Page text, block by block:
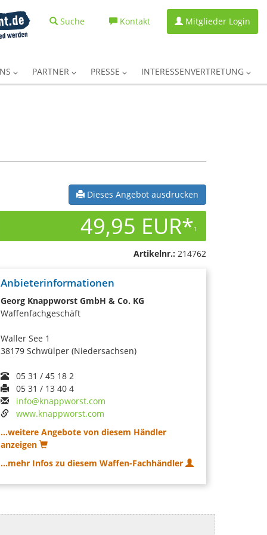
Suche Kontakt Mitglieder Login
PARTNER PRESSE INTERESSENVERTRETUNG
Dieses Angebot ausdrucken
49,95 EUR*1
Artikelnr.: 214762
Anbieterinformationen
Georg Knappworst GmbH & Co. KG
Waffenfachgeschäft
Waller See 1
38179 Schwülper (Niedersachsen)
05 31 / 45 18 2
05 31 / 13 40 4
info@knappworst.com
www.knappworst.com
...weitere Angebote von diesem Händler
anzeigen
...mehr Infos zu diesem Waffen-Fachhändler